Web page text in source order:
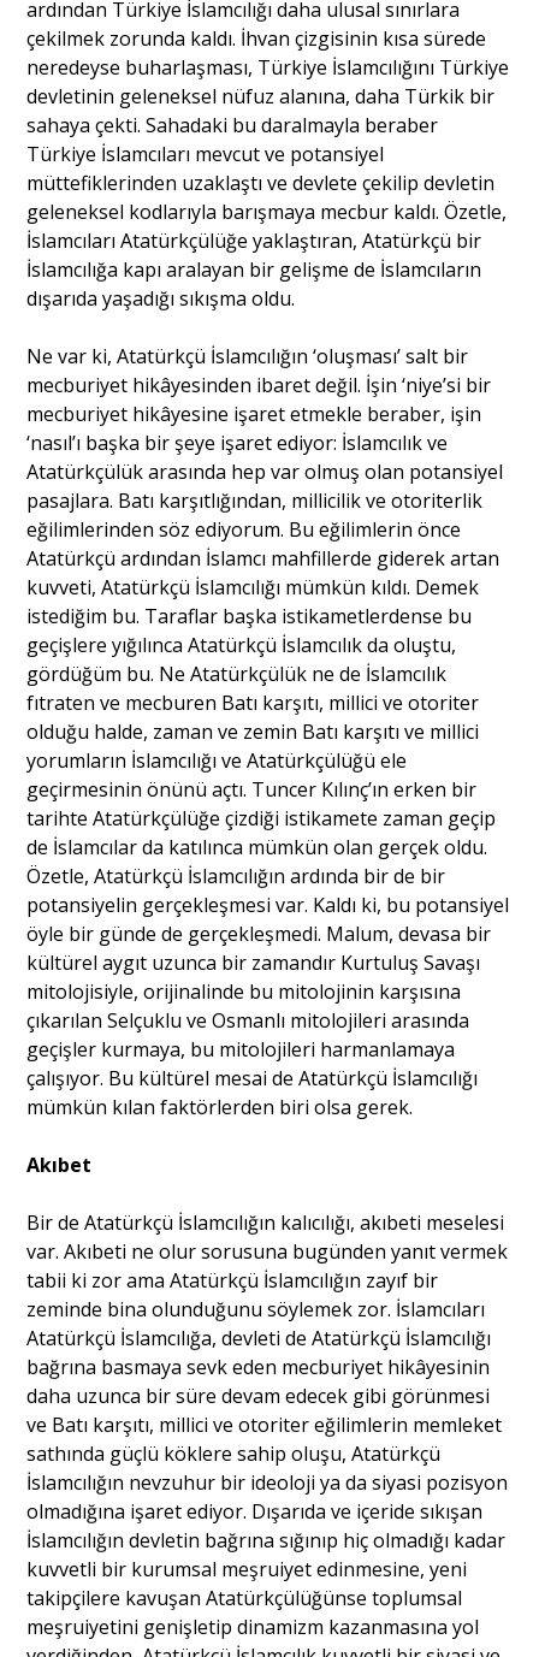
ardından Türkiye İslamcılığı daha ulusal sınırlara
çekilmek zorunda kaldı. İhvan çizgisinin kısa sürede
neredeyse buharlaşması, Türkiye İslamcılığını Türkiye
devletinin geleneksel nüfuz alanına, daha Türkik bir
sahaya çekti. Sahadaki bu daralmayla beraber
Türkiye İslamcıları mevcut ve potansiyel
müttefiklerinden uzaklaştı ve devlete çekilip devletin
geleneksel kodlarıyla barışmaya mecbur kaldı. Özetle,
İslamcıları Atatürkçülüğe yaklaştıran, Atatürkçü bir
İslamcılığa kapı aralayan bir gelişme de İslamcıların
dışarıda yaşadığı sıkışma oldu.
Ne var ki, Atatürkçü İslamcılığın ‘oluşması’ salt bir
mecburiyet hikâyesinden ibaret değil. İşin ‘niye’si bir
mecburiyet hikâyesine işaret etmekle beraber, işin
‘nasıl’ı başka bir şeye işaret ediyor: İslamcılık ve
Atatürkçülük arasında hep var olmuş olan potansiyel
pasajlara. Batı karşıtlığından, millicilik ve otoriterlik
eğilimlerinden söz ediyorum. Bu eğilimlerin önce
Atatürkçü ardından İslamcı mahfillerde giderek artan
kuvveti, Atatürkçü İslamcılığı mümkün kıldı. Demek
istediğim bu. Taraflar başka istikametlerdense bu
geçişlere yığılınca Atatürkçü İslamcılık da oluştu,
gördüğüm bu. Ne Atatürkçülük ne de İslamcılık
fıtraten ve mecburen Batı karşıtı, millici ve otoriter
olduğu halde, zaman ve zemin Batı karşıtı ve millici
yorumların İslamcılığı ve Atatürkçülüğü ele
geçirmesinin önünü açtı. Tuncer Kılınç’ın erken bir
tarihte Atatürkçülüğe çizdiği istikamete zaman geçip
de İslamcılar da katılınca mümkün olan gerçek oldu.
Özetle, Atatürkçü İslamcılığın ardında bir de bir
potansiyelin gerçekleşmesi var. Kaldı ki, bu potansiyel
öyle bir günde de gerçekleşmedi. Malum, devasa bir
kültürel aygıt uzunca bir zamandır Kurtuluş Savaşı
mitolojisiyle, orijinalinde bu mitolojinin karşısına
çıkarılan Selçuklu ve Osmanlı mitolojileri arasında
geçişler kurmaya, bu mitolojileri harmanlamaya
çalışıyor. Bu kültürel mesai de Atatürkçü İslamcılığı
mümkün kılan faktörlerden biri olsa gerek.
Akıbet
Bir de Atatürkçü İslamcılığın kalıcılığı, akıbeti meselesi
var. Akıbeti ne olur sorusuna bugünden yanıt vermek
tabii ki zor ama Atatürkçü İslamcılığın zayıf bir
zeminde bina olunduğunu söylemek zor. İslamcıları
Atatürkçü İslamcılığa, devleti de Atatürkçü İslamcılığı
bağrına basmaya sevk eden mecburiyet hikâyesinin
daha uzunca bir süre devam edecek gibi görünmesi
ve Batı karşıtı, millici ve otoriter eğilimlerin memleket
sathında güçlü köklere sahip oluşu, Atatürkçü
İslamcılığın nevzuhur bir ideoloji ya da siyasi pozisyon
olmadığına işaret ediyor. Dışarıda ve içeride sıkışan
İslamcılığın devletin bağrına sığınıp hiç olmadığı kadar
kuvvetli bir kurumsal meşruiyet edinmesine, yeni
takipçilere kavuşan Atatürkçülüğünse toplumsal
meşruiyetini genişletip dinamizm kazanmasına yol